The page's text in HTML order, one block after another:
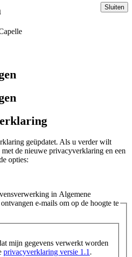
geüpdatet. Als u verder wilt
de nieuwe privacyverklaring en een
opties:
in Algemene
e-mails om op de hoogte te
mijn gegevens verwerkt worden
privacyverklaring versie 1.1 .